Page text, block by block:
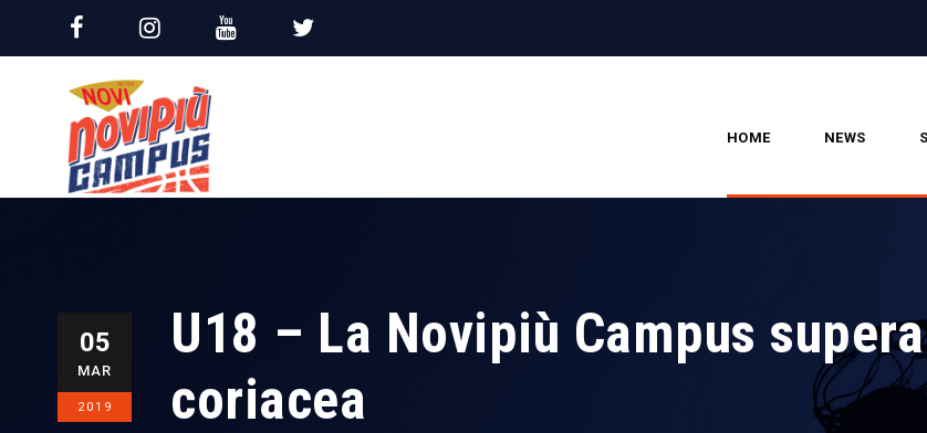
HOME NEWS
05
MAR
2019
U18 – La Novipiù Campus
coriacea